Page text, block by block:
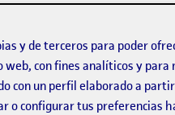
y de terceros para poder
web, con fines analíticos y
con un perfil elaborado a
o configurar tus preferencias